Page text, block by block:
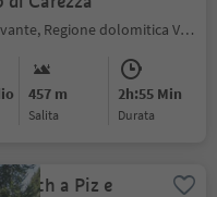
Nova Levante, Regione dolomitica Val d'Ega
457 m
Salita
2h:55 Min
durata
a Piz e